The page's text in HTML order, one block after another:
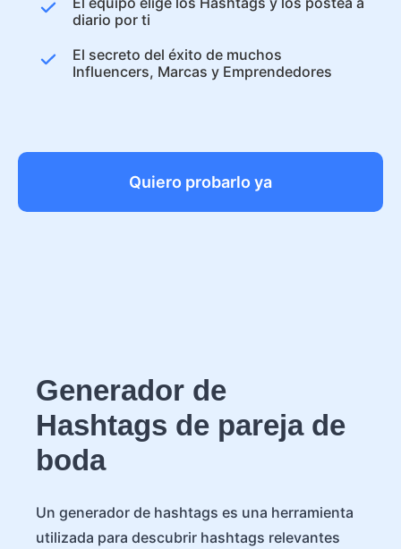
diario por ti
El secreto del éxito de muchos
Influencers, Marcas y Emprendedores
Quiero probarlo ya
Generador de
Hashtags de pareja de
boda
Un generador de hashtags es una herramienta
utilizada para descubrir hashtags relevantes